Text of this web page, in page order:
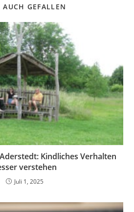
GEFALLEN
Kindliches Verhalten
verstehen
Juli 1, 2025